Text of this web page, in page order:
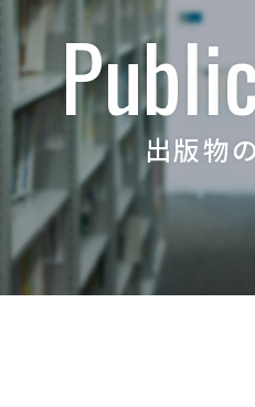
出版物